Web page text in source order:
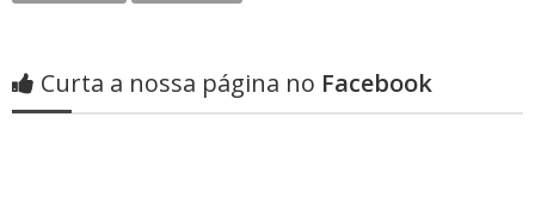
Curta a nossa página no Facebook